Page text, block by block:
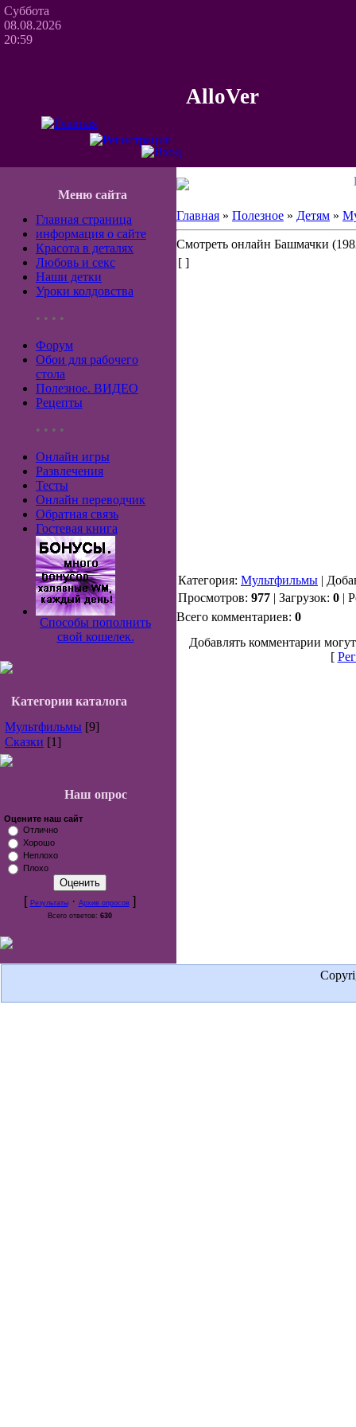
Суббота
08.08.2026
20:59
AlloVer
Меню сайта
Главная страница
информация о сайте
Красота в деталях
Любовь и секс
Наши детки
Уроки колдовства
• • • •
Форум
Обои для рабочего
стола
Полезное. ВИДЕО
Рецепты
• • • •
Онлайн игры
Развлечения
Тесты
Онлайн переводчик
Обратная связь
Гостевая книга
Способы пополнить
свой кошелек.
Категории каталога
Мультфильмы [9]
Сказки [1]
Наш опрос
Оцените наш сайт
Отлично
Хорошо
Неплохо
Плохо
[ Результаты· Архив опросов]
Всего ответов: 630
Главная » Полезное » Детям »
Смотреть онлайн Башмачки
[ ]
Категория: Мультфильмы |
Просмотров: 977 | Загрузок: 0 |
Всего комментариев: 0
Добавлять комментарии
[